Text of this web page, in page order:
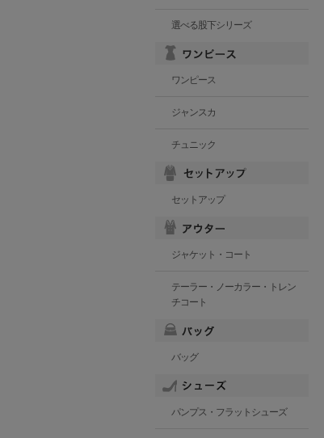
選べる股下シリーズ
ワンピース
ジャンスカ
チュニック
セットアップ
ジャケット・コート
テーラー・ノーカラー・トレン
チコート
バッグ
パンプス・フラットシューズ